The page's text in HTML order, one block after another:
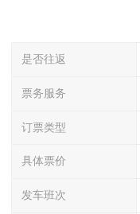
是否往返
票务服务
订票类型
具体票价
发车班次